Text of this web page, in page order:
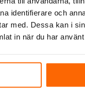
identifierare och
med. Dessa kan i
in när du har
Övergång
anslutning
Pris:1 090kr
eldstadslucka
ett
har
med